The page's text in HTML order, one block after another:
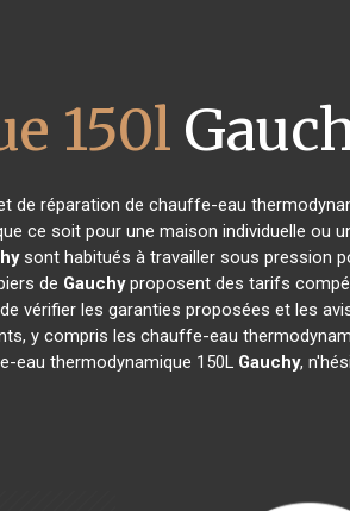
150l
réparation de chauffe-eau
ce soit pour une maison individuelle ou
sont habitués à travailler sous pression
de Gauchyproposent des tarifs
vérifier les garanties proposées et les
y compris les chauffe-eau
eau thermodynamique 150L Gauchy,